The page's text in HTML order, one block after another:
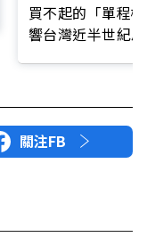
買不起的「單程
響台灣近半世紀
關注FB